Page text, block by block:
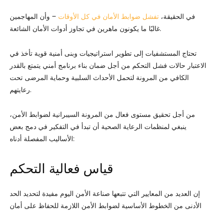
في الحقيقة، تفشل ضوابط الأمان في كل الأوقات – وأن المهاجمين
غالبًا ما يكونون ماهرين في تجاوز أدوات الأمان الشائعة.
تحتاج المستشفيات إلى تطوير استراتيجيات وبنى أمنية قوية تأخذ في
الاعتبار حالات فشل التحكم من أجل ضمان بناء برنامج أمني يتمتع بالقدر
الكافي من المرونة لتحمل الأحداث السلبية وحماية المرضى تحت
رعايتهم.
من أجل تحقيق مستوى فعال من المرونة السيبرانية لضوابط الأمن،
ينبغي لمنظمات الرعاية الصحية أن تبدأ في التفكير في دمج بعض
الأساليب المفصلة أدناه:
قياس فعالية التحكم
إن العديد من المعايير التي تتبعها صناعة الأمن اليوم مفيدة لتحديد الحد
الأدنى من الخطوط الأساسية لضوابط الأمن اللازمة للحفاظ على أمان